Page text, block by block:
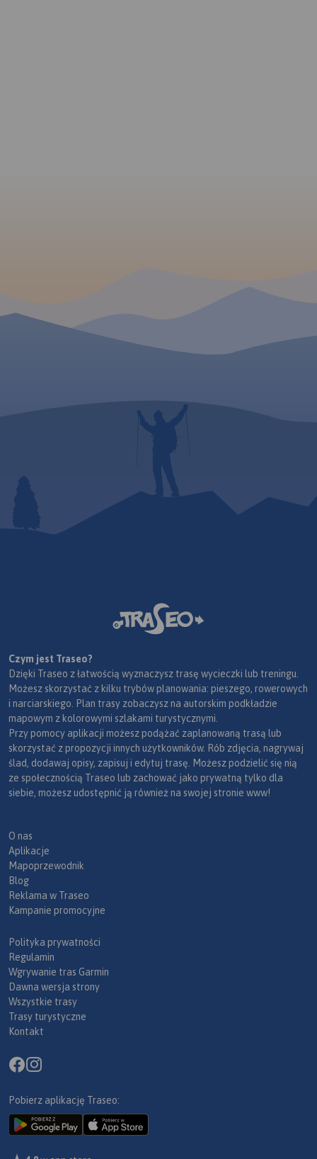
Czym jest Traseo?
Dzięki Traseo z łatwością wyznaczysz trasę wycieczki lub treningu.
Możesz skorzystać z kilku trybów planowania: pieszego, rowerowych
i narciarskiego. Plan trasy zobaczysz na autorskim podkładzie
mapowym z kolorowymi szlakami turystycznymi.
Przy pomocy aplikacji możesz podążać zaplanowaną trasą lub
skorzystać z propozycji innych użytkowników. Rób zdjęcia, nagrywaj
ślad, dodawaj opisy, zapisuj i edytuj trasę. Możesz podzielić się nią
ze społecznością Traseo lub zachować jako prywatną tylko dla
siebie, możesz udostępnić ją również na swojej stronie www!
O nas
Aplikacje
Mapoprzewodnik
Blog
Reklama w Traseo
Kampanie promocyjne
Polityka prywatności
Regulamin
Wgrywanie tras Garmin
Dawna wersja strony
Wszystkie trasy
Trasy turystyczne
Kontakt
Pobierz aplikację Traseo: